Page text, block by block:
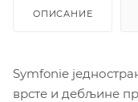
ОПИСАНИЕ
Symfonie
врсте и дебљине